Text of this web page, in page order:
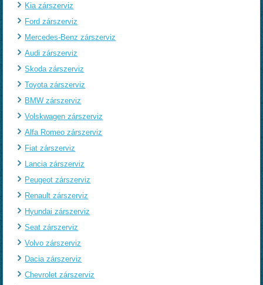
Kia zárszerviz
Ford zárszerviz
Mercedes-Benz zárszerviz
Audi zárszerviz
Skoda zárszerviz
Toyota zárszerviz
BMW zárszerviz
Volskwagen zárszerviz
Alfa Romeo zárszerviz
Fiat zárszerviz
Lancia zárszerviz
Peugeot zárszerviz
Renault zárszerviz
Hyundai zárszerviz
Seat zárszerviz
Volvo zárszerviz
Dacia zárszerviz
Chevrolet zárszerviz